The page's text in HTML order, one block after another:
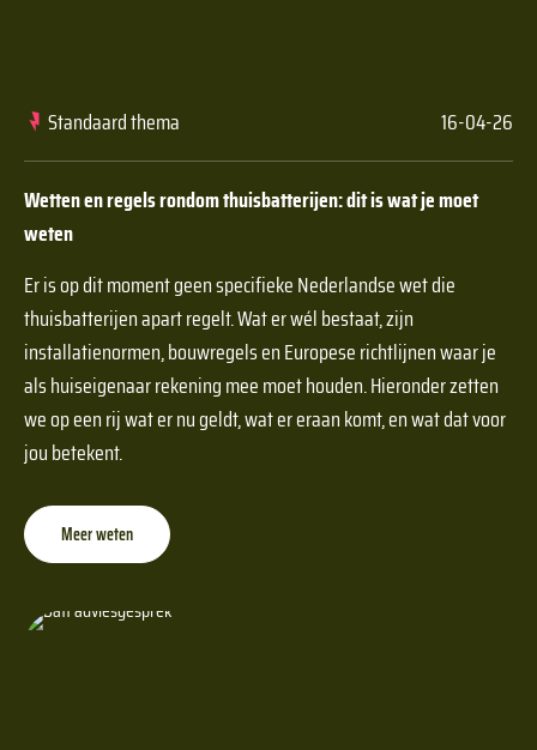
Standaard thema 16-04-26
Wetten en regels rondom thuisbatterijen: dit is wat je moet
weten
Er is op dit moment geen specifieke Nederlandse wet die
thuisbatterijen apart regelt. Wat er wél bestaat, zijn
installatienormen, bouwregels en Europese richtlijnen waar je
als huiseigenaar rekening mee moet houden. Hieronder zetten
we op een rij wat er nu geldt, wat er eraan komt, en wat dat voor
jou betekent.
Meer weten